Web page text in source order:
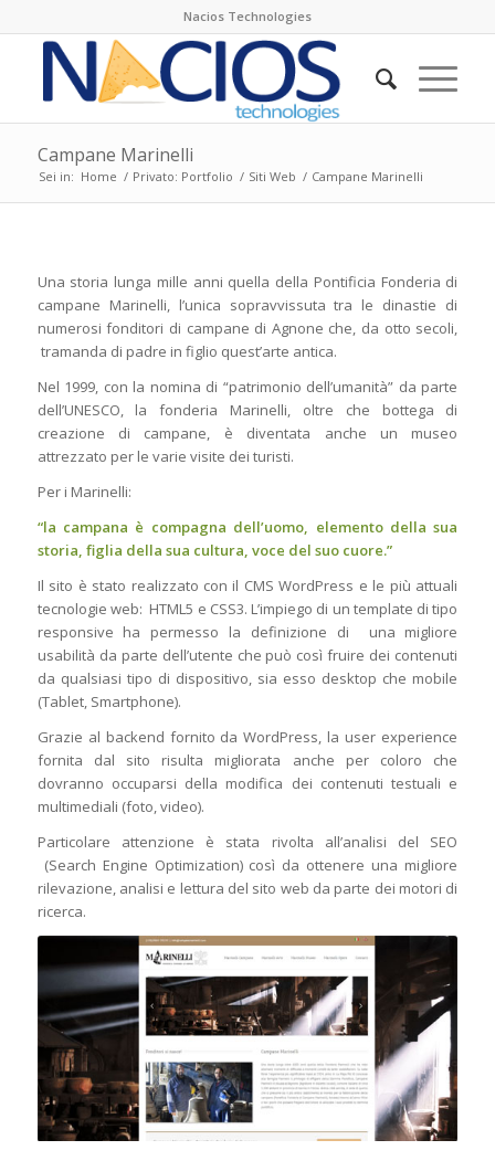
Nacios Technologies
Campane Marinelli
Sei in: Home / Privato: Portfolio / Siti Web / Campane Marinelli
Una storia lunga mille anni quella della Pontificia Fonderia di
campane Marinelli, l’unica sopravvissuta tra le dinastie di
numerosi fonditori di campane di Agnone che, da otto secoli,
tramanda di padre in figlio quest’arte antica.
Nel 1999, con la nomina di “patrimonio dell’umanità” da parte
dell’UNESCO, la fonderia Marinelli, oltre che bottega di
creazione di campane, è diventata anche un museo
attrezzato per le varie visite dei turisti.
Per i Marinelli:
“la campana è compagna dell’uomo, elemento della sua
storia, figlia della sua cultura, voce del suo cuore.”
Il sito è stato realizzato con il CMS WordPress e le più attuali
tecnologie web: HTML5 e CSS3. L’impiego di un template di tipo
responsive ha permesso la definizione di una migliore
usabilità da parte dell’utente che può così fruire dei contenuti
da qualsiasi tipo di dispositivo, sia esso desktop che mobile
(Tablet, Smartphone).
Grazie al backend fornito da WordPress, la user experience
fornita dal sito risulta migliorata anche per coloro che
dovranno occuparsi della modifica dei contenuti testuali e
multimediali (foto, video).
Particolare attenzione è stata rivolta all’analisi del SEO
(Search Engine Optimization) così da ottenere una migliore
rilevazione, analisi e lettura del sito web da parte dei motori di
ricerca.